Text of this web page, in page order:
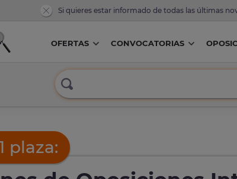
Si quieres estar informado de todas las últimas
OFERTAS CONVOCATORIAS
plaza: